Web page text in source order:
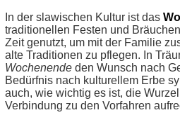
In der slawischen Kultur ist das
traditionellen Festen und
Zeit genutzt, um mit der Familie
alte Traditionen zu pflegen. In
Wochenende den Wunsch nach
Bedürfnis nach kulturellem Erbe
auch, wie wichtig es ist, die
Verbindung zu den Vorfahren